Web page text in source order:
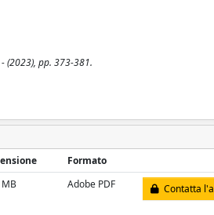
(2023), pp. 373-381.
Formato
MB Adobe PDF Contatta